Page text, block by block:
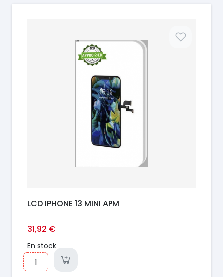
LCD IPHONE 13 MINI APM
31,92 €
En stock